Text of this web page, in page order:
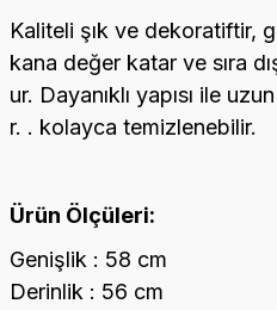
Kaliteli şık ve dekoratiftir,
kana değer katar ve sıra
ur. Dayanıklı yapısı ile
r. . kolayca temizlenebilir.
Ürün Ölçüleri:
Genişlik : 58 cm
Derinlik : 56 cm